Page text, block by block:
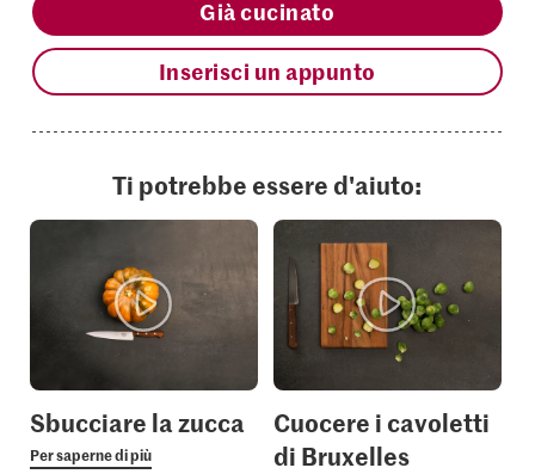
Già cucinato
Inserisci un appunto
Ti potrebbe essere d'aiuto:
Sbucciare la zucca
Per saperne di più
Cuocere i cavoletti
di Bruxelles